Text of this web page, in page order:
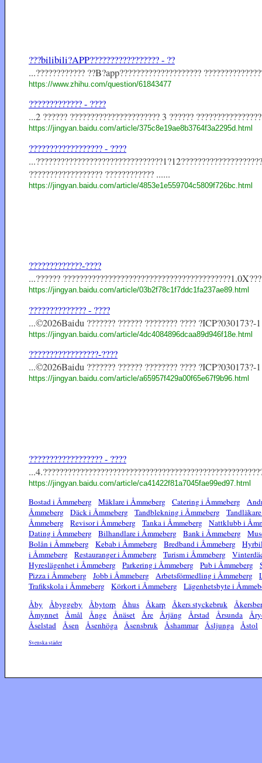
???bilibili?APP????????????????? - ??
...???????????? ??B?app????????????????????
https://www.zhihu.com/question/61843477
????????????? - ????
...2 ?????? ?????????????????????? 3 ??????
https://jingyan.baidu.com/article/375c8e19ae8b3764f3a2295d.html
?????????????????? - ????
?????????????????? ???????????? ......
https://jingyan.baidu.com/article/4853e1e559704c5809f726bc.html
?????????????-????
...??????
https://jingyan.baidu.com/article/03b2f78c1f7ddc1fa237ae89.html
?????????????? - ????
...©2026Baidu ??????? ?????? ???????? ???? ?ICP?030173?-
https://jingyan.baidu.com/article/4dc4084896dcaa89d946f18e.html
?????????????????-????
...©2026Baidu ??????? ?????? ???????? ???? ?ICP?030173?-
https://jingyan.baidu.com/article/a65957f429a00f65e67f9b96.html
?????????????????? - ????
https://jingyan.baidu.com/article/ca41422f81a7045fae99ed97.html
Bostad i Åmmeberg Mäklare i Åmmeberg Catering i Åmmeberg
Åmmeberg
Däck i Åmmeberg Tandblekning i Åmmeberg
Åmmeberg
Revisor i Åmmeberg Tanka i Åmmeberg
Nattklubb i
Dating i Åmmeberg
Bilhandlare i Åmmeberg Bank i Åmmeberg
Bolån i Åmmeberg
Kebab i Åmmeberg Bredband i Åmmeberg
i Åmmeberg
Restauranger i Åmmeberg Turism i Åmmeberg
Hyreslägenhet i Åmmeberg
Parkering i Åmmeberg Pub i Åmmeberg
Pizza i Åmmeberg
Jobb i Åmmeberg Arbetsförmedling i Åmmeberg
Trafikskola i Åmmeberg
Körkort i Åmmeberg
Lägenhetsbyte i
Åby
Åbyggeby Åbytorp Åhus Åkarp Åkers styckebruk
Åmynnet
Åmål Ånge Ånäset Åre Årjäng Årstad Årsunda
Åselstad
Åsen Åsenhöga Åsensbruk Åshammar Åsljunga Åstol
Svenska städer